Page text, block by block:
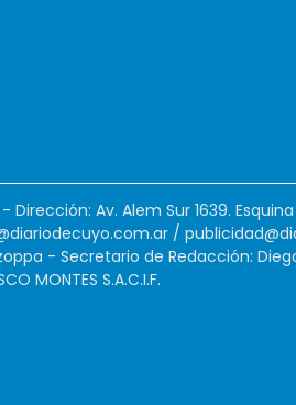
Dirección: Av. Alem Sur 1639.
/
- Secretario de Redacción:
MONTES S.A.C.I.F.